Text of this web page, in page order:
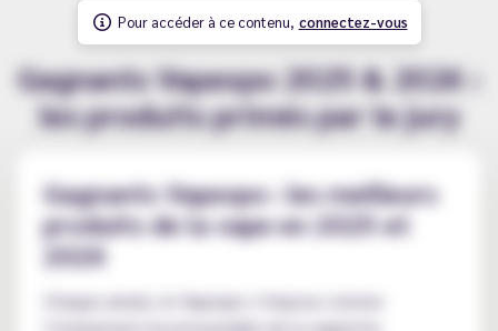
Pour accéder à ce contenu, connectez-vous
Gagnants Vapexpo 2025 & 2026 :
les produits primés par le jury
Gagnants Vapexpo : les meilleurs
produits de la vape en 2025 et
2026
Chaque année, le Vapexpo s’impose comme